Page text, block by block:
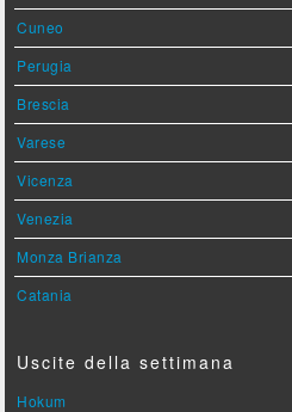
Cuneo
Perugia
Brescia
Varese
Vicenza
Venezia
Monza Brianza
Catania
Uscite della settimana
Hokum